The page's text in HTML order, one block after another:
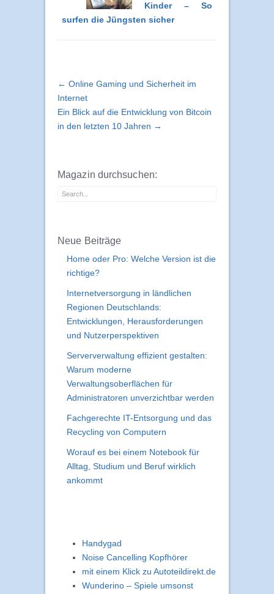
Kinder – So
surfen die Jüngsten sicher
← Online Gaming und Sicherheit im
Internet
Ein Blick auf die Entwicklung von Bitcoin
in den letzten 10 Jahren →
Magazin durchsuchen:
Neue Beiträge
Home oder Pro: Welche Version ist die
richtige?
Internetversorgung in ländlichen
Regionen Deutschlands:
Entwicklungen, Herausforderungen
und Nutzerperspektiven
Serververwaltung effizient gestalten:
Warum moderne
Verwaltungsoberflächen für
Administratoren unverzichtbar werden
Fachgerechte IT-Entsorgung und das
Recycling von Computern
Worauf es bei einem Notebook für
Alltag, Studium und Beruf wirklich
ankommt
Handygad
Noise Cancelling Kopfhörer
mit einem Klick zu Autoteildirekt.de
Wunderino – Spiele umsonst